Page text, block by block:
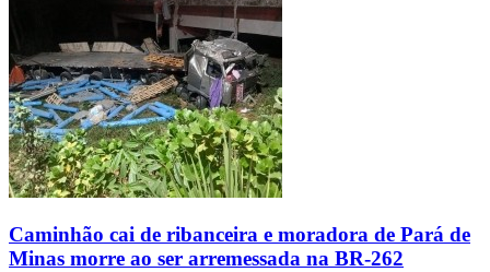
Caminhão cai de ribanceira e moradora de Pará de
Minas morre ao ser arremessada na BR-262